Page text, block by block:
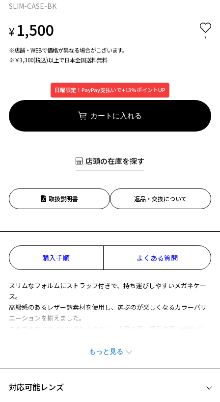
SLIM-CASE-BK
¥1,500 7
お気に入りに追加済です。
お気に入りリストはこちら
※店舗・WEBで価格が異なる場合がこざいます。
※￥3,300(税込)以上で日本全国送料無料
日曜限定！PayPay支払いで+13%ポイントUP
カートに入れる
店頭の在庫を探す
取扱説明書 返品・交換について
購入手順 よくある質問
スリムなフォルムにストラップ付きで、持ち運びしやすいメガネケー
ス。
高級感のあるレザー調素材を使用し、選ぶのが楽しくなるカラーバリ
エーションを揃えました。
さまざまなスタイルに合わせやすい、上品で使い勝手の良いデザイン
雑貨ページをみる
対応可能レンズ